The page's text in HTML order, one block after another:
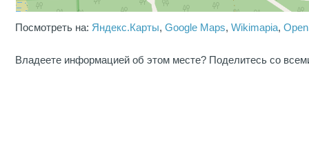
Посмотреть на: Яндекс.Карты,Google Maps,Wikimapia,
Владеете информацией об этом месте? Поделитесь со